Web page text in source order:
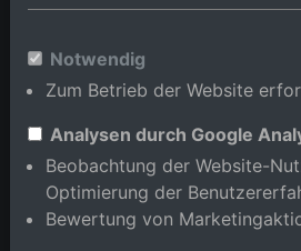
Im Shop bestellen
Notwendig
Zum Betrieb der Website
Analysen durch Google
Beobachtung der Website-
Optimierung der
Bewertung von